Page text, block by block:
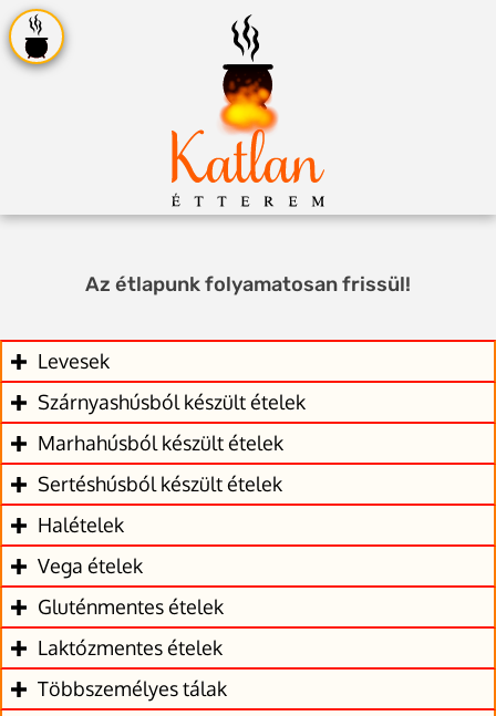
Az étlapunk folyamatosan frissül!
Levesek
Szárnyashúsból készült ételek
Marhahúsból készült ételek
Sertéshúsból készült ételek
Halételek
Vega ételek
Gluténmentes ételek
Laktózmentes ételek
Többszemélyes tálak